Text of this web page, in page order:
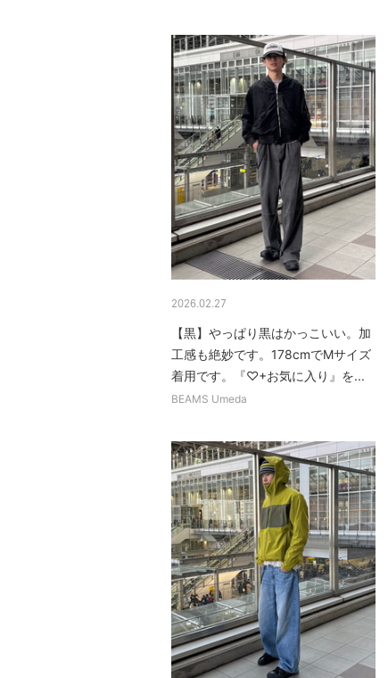
2026.02.27
【黒】やっぱり黒はかっこいい。加
工感も絶妙です。178cmでMサイズ
着用です。『♡+お気に入り』を...
BEAMS Umeda